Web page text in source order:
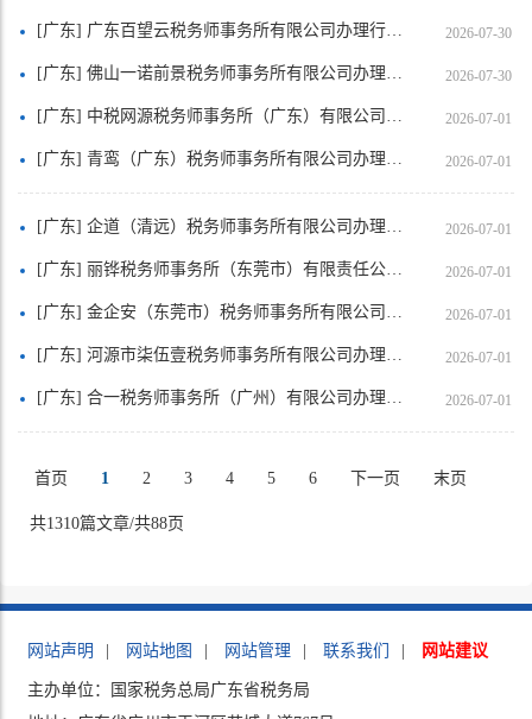
[广东] 广东百望云税务师事务所有限公司办理行政登记基本情况的公示 2026-07-30
[广东] 佛山一诺前景税务师事务所有限公司办理行政登记基本情况的公示 2026-07-30
[广东] 中税网源税务师事务所（广东）有限公司办理行政登记基本情况的公示 2026-07-01
[广东] 青鸾（广东）税务师事务所有限公司办理行政登记基本情况的公示 2026-07-01
[广东] 企道（清远）税务师事务所有限公司办理行政登记基本情况的公示 2026-07-01
[广东] 丽铧税务师事务所（东莞市）有限责任公司办理行政登记基本情况的公示 2026-07-01
[广东] 金企安（东莞市）税务师事务所有限公司办理行政登记基本情况的公示 2026-07-01
[广东] 河源市柒伍壹税务师事务所有限公司办理行政登记基本情况的公示 2026-07-01
[广东] 合一税务师事务所（广州）有限公司办理行政登记基本情况的公示 2026-07-01
首页 1 2 3 4 5 6 下一页 末页
共1310篇文章/共88页
网站声明 网站地图 网站管理 联系我们 网站建议
主办单位：国家税务总局广东省税务局